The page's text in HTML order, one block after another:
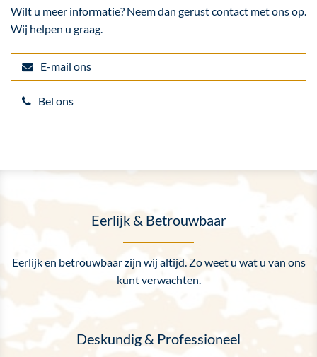
Wilt u meer informatie? Neem dan gerust contact met ons op.
Wij helpen u graag.
E-mail ons
Bel ons
Eerlijk & Betrouwbaar
Eerlijk en betrouwbaar zijn wij altijd. Zo weet u wat u van ons
kunt verwachten.
Deskundig & Professioneel